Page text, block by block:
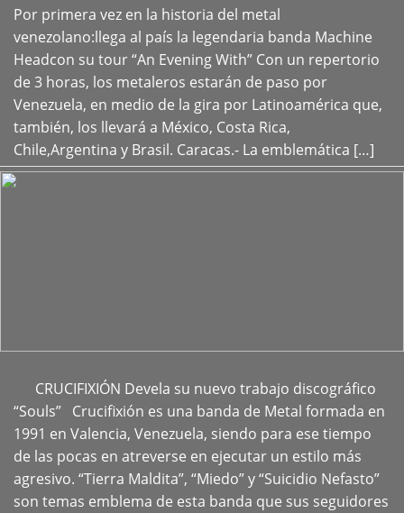
Por primera vez en la historia del metal
venezolano:llega al país la legendaria banda Machine
Headcon su tour “An Evening With” Con un repertorio
de 3 horas, los metaleros estarán de paso por
Venezuela, en medio de la gira por Latinoamérica que,
también, los llevará a México, Costa Rica,
Chile,Argentina y Brasil. Caracas.- La emblemática […]
+
CRUCIFIXIÓN Devela su nuevo trabajo discográfico
“Souls” Crucifixión es una banda de Metal formada en
1991 en Valencia, Venezuela, siendo para ese tiempo
de las pocas en atreverse en ejecutar un estilo más
agresivo. “Tierra Maldita”, “Miedo” y “Suicidio Nefasto”
son temas emblema de esta banda que sus seguidores
+